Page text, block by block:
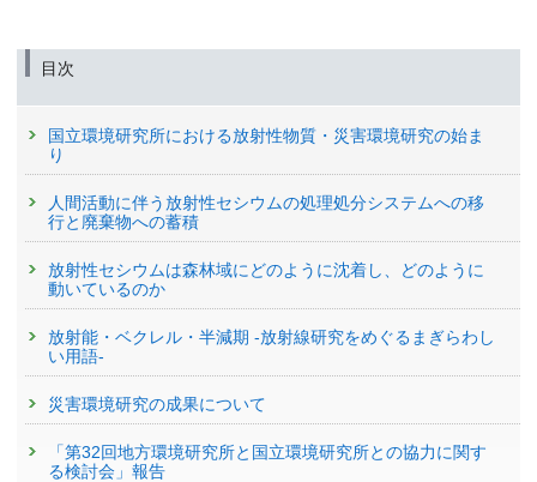
目次
国立環境研究所における放射性物質・災害環境研究の始ま
り
人間活動に伴う放射性セシウムの処理処分システムへの移
行と廃棄物への蓄積
放射性セシウムは森林域にどのように沈着し、どのように
動いているのか
放射能・ベクレル・半減期 -放射線研究をめぐるまぎらわし
い用語-
災害環境研究の成果について
「第32回地方環境研究所と国立環境研究所との協力に関す
る検討会」報告